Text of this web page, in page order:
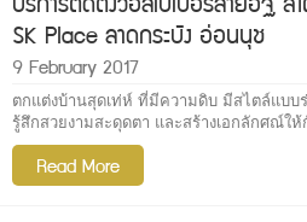
SK Place ลาดกระบัง อ่อนนุช
9 February 2017
ตกแต่งบ้านสุดเท่ห์ ที่มีความดิบ มีสไตล์แบบ
รู้สึกสวยงามสะดุดตา และสร้างเอกลักศณ์ใ
ลอฟท์ ทำให้ห้องดูนำสมัยและมีสไตล์ขึ้นมาทั
Read More